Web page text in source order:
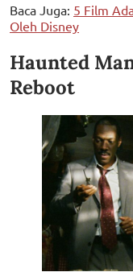
Baca Juga: 5 Film
Oleh Disney
Haunted
Reboot